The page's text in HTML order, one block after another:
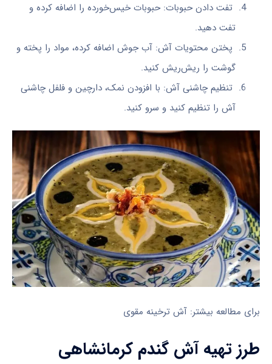
تفت دادن حبوبات: حبوبات خیس‌خورده را اضافه کرده و
تفت دهید.
پختن محتویات آش: آب جوش اضافه کرده، مواد را پخته و
گوشت را ریش‌ریش کنید.
تنظیم چاشنی آش: با افزودن نمک، دارچین و فلفل چاشنی
آش را تنظیم کنید و سرو کنید.
برای مطالعه بیشتر: آش ترخینه مقوی
طرز تهیه آش گندم کرمانشاهی